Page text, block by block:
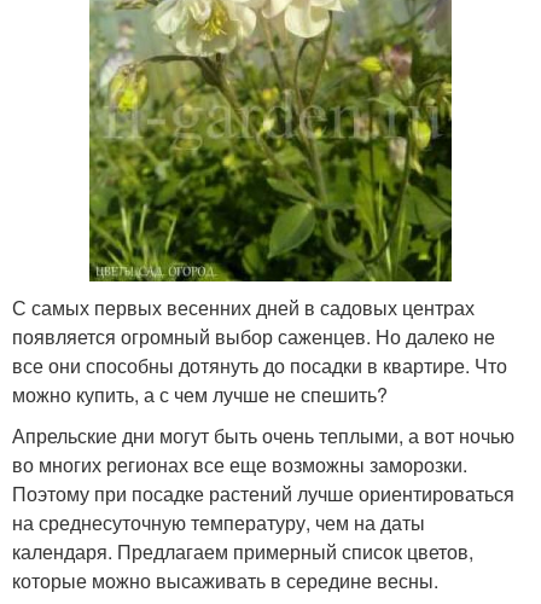
С самых первых весенних дней в садовых центрах
появляется огромный выбор саженцев. Но далеко не
все они способны дотянуть до посадки в квартире. Что
можно купить, а с чем лучше не спешить?
Апрельские дни могут быть очень теплыми, а вот ночью
во многих регионах все еще возможны заморозки.
Поэтому при посадке растений лучше ориентироваться
на среднесуточную температуру, чем на даты
календаря. Предлагаем примерный список цветов,
которые можно высаживать в середине весны.